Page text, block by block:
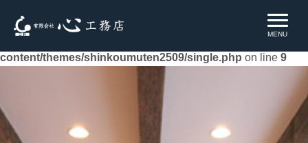
MENU
Warning: Undefined property: WP_Error::$name in
content/themes/shinkoumuten2509/single.php on line 9